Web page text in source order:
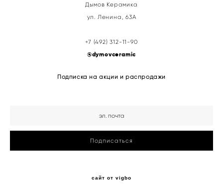
Дымов Керамика
ул. Ленина, 63А
+7 (492) 312-11-90
@dymovceramic
Подписка на акции и распродажи
Подписаться
сайт от vigbo